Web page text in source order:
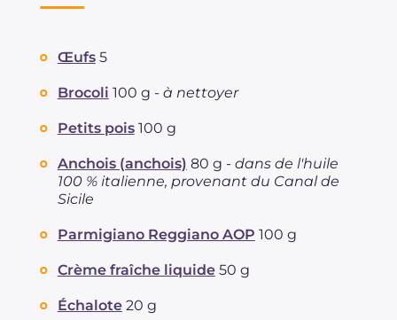
Œufs 5
Brocoli 100 g - à nettoyer
Petits pois 100 g
Anchois (anchois) 80 g - dans de l'huile
100 % italienne, provenant du Canal de
Sicile
Parmigiano Reggiano AOP 100 g
Crème fraîche liquide 50 g
Échalote 20 g